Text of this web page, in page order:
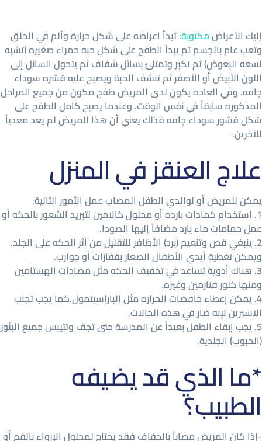
إليك الأعراضمكتوبة: تبدأ اعراضه على شكل حرارة وألم في الحلق
وتعب عام بالجسم ثم يبدأ الطفح على شكل حبه حمراء صغيره (تشبه
لسعة البعوض) ثم تكبر وتمتلئ بسائل شفاف ثم يتحول السائل إلى
اللون الأبيض أو الأصفر ثم تنشف الحبة ويصبح عليه قشره سوداء
جافه. وفي العاده يكون لدى المريض طفح مكون من جميع المراحل
المذكوره سابقاً في نفس الوقت. وعندما يصبح كامل الطفح على
شكل قشور سوداء جافه فذلك يعني أن هذا المريض لم يعد معدياً
للآخرين.
علاج العنقز في المنزل
يمكن للمريض أو لوالدي الطفل المصاب عمل الأمور التالية:
1. استخدام كمادات بارده أو محلول كالامين لتبريد الشعور بالحكه أو
عمل حمامات ماء بارد مضافاً إليها الصودا.
2. ينبغي قص وتنعيم (برد) الأظافر للتقليل من أثر الحكه على الجلد.
ويمكن تغطية أيدي الأطفال الصغار بقفازات أو جوارب.
3. هناك أدوية تساعد في تخفيف الحكه مثل مضادات الهستامين
ومنها كلور فنارمين وغيره.
4. يمكن إعطاء خافضات الحراره مثل الباراسيتمول.كما يجب تجنب
الاسبرين لإنه ضار في هذه الحالات.
5. يجب إبقاء الطفل بعيداً عن المدرسة حتى تجف وتتيبس جميع البثور
(الحبوب) الجلدية.
*ما الذي قد يضيفه
الطبيب؟
-إذا كان المريض مصاباً بالجفاف فقد يحتاج لمحلول الإرواء بالفم أو